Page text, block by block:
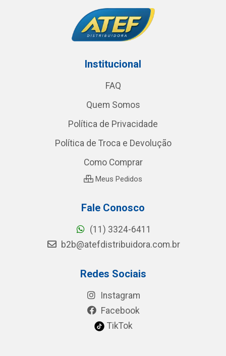
Institucional
FAQ
Quem Somos
Política de Privacidade
Política de Troca e Devolução
Como Comprar
Meus Pedidos
Fale Conosco
(11) 3324-6411
b2b@atefdistribuidora.com.br
Redes Sociais
Instagram
Facebook
TikTok